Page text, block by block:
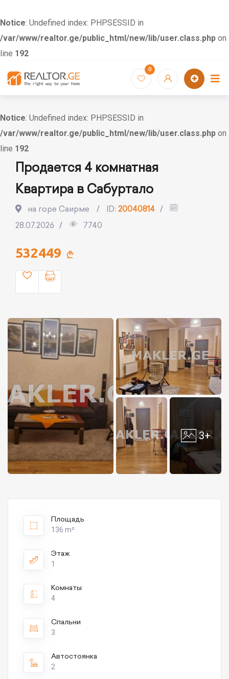
Notice: Undefined index: PHPSESSID in
/var/www/realtor.ge/public_html/new/lib/user.class.php on
line 192
0
Notice: Undefined index: PHPSESSID in
/var/www/realtor.ge/public_html/new/lib/user.class.php on
line 192
Продается 4 комнатная
Квартира в Сабуртало
на горе Саирме ID: 20040814
28.07.2026
7740
532449
3+
Площадь
136 m²
Этаж
1
Комнаты
4
Спальни
3
Автостоянка
2